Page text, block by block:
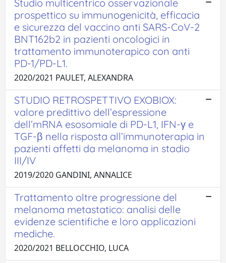
Studio multicentrico osservazionale
prospettico su immunogenicità, efficacia
e sicurezza del vaccino anti SARS-CoV-2
BNT162b2 in pazienti oncologici in
trattamento immunoterapico con anti
PD-1/PD-L1.
2020/2021 PAULET, ALEXANDRA
STUDIO RETROSPETTIVO EXOBIOX:
valore predittivo dell’espressione
dell’mRNA esosomiale di PD-L1, IFN-γ e
TGF-β nella risposta all’immunoterapia in
pazienti affetti da melanoma in stadio
III/IV
2019/2020 GANDINI, ANNALICE
Trattamento oltre progressione del
melanoma metastatico: analisi delle
evidenze scientifiche e loro applicazioni
mediche.
2020/2021 BELLOCCHIO, LUCA